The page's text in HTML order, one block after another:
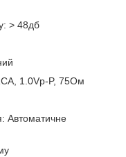
> 48дб
1.0Vp-P, 75Ом
Автоматичне